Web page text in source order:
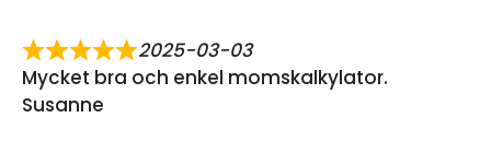
2025-03-03
Mycket bra och enkel momskalkylator.
Susanne